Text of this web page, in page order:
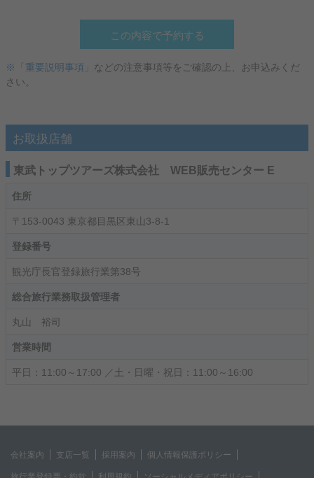
この内容で予約する
※「重要説明事項」 などの注意事項等をご確認の上、お申込みくだ
さい。
お取扱店舗
東武トップツアーズ株式会社 WEB販売センター E
住所
〒153-0043 東京都目黒区東山3-8-1
登録番号
観光庁長官登録旅行業第38号
総合旅行業務取扱管理者
丸山 裕司
営業時間
平日：11:00～17:00 ／土・日曜・祝日：11:00～16:00
会社案内 支店一覧 採用案内 個人情報保護ポリシー